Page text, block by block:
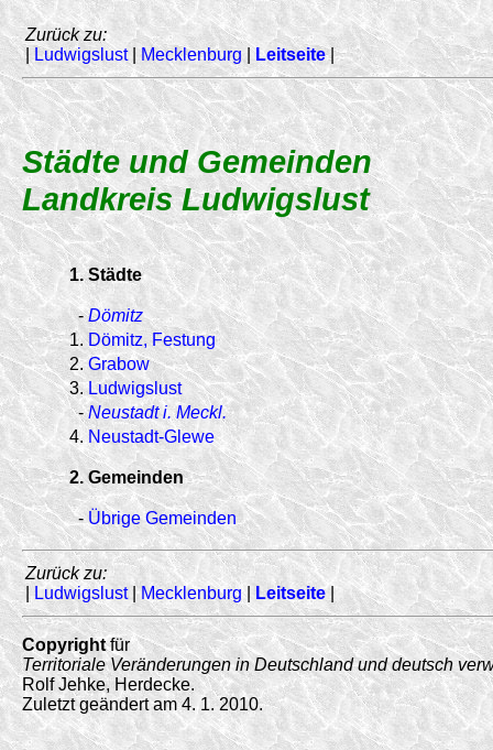
Zurück zu:
| Ludwigslust|Mecklenburg | Leitseite|
Städte und Gemeinden
Landkreis Ludwigslust
1. Städte
- Dömitz
1. Dömitz, Festung
2. Grabow
3. Ludwigslust
- Neustadt i. Meckl.
4. Neustadt-Glewe
2. Gemeinden
- Übrige Gemeinden
Zurück zu:
| Ludwigslust|Mecklenburg| Leitseite|
Copyrightfür
Territoriale Veränderungen in Deutschland und deutsch
Rolf Jehke, Herdecke.
Zuletzt geändert am 4. 1. 2010.